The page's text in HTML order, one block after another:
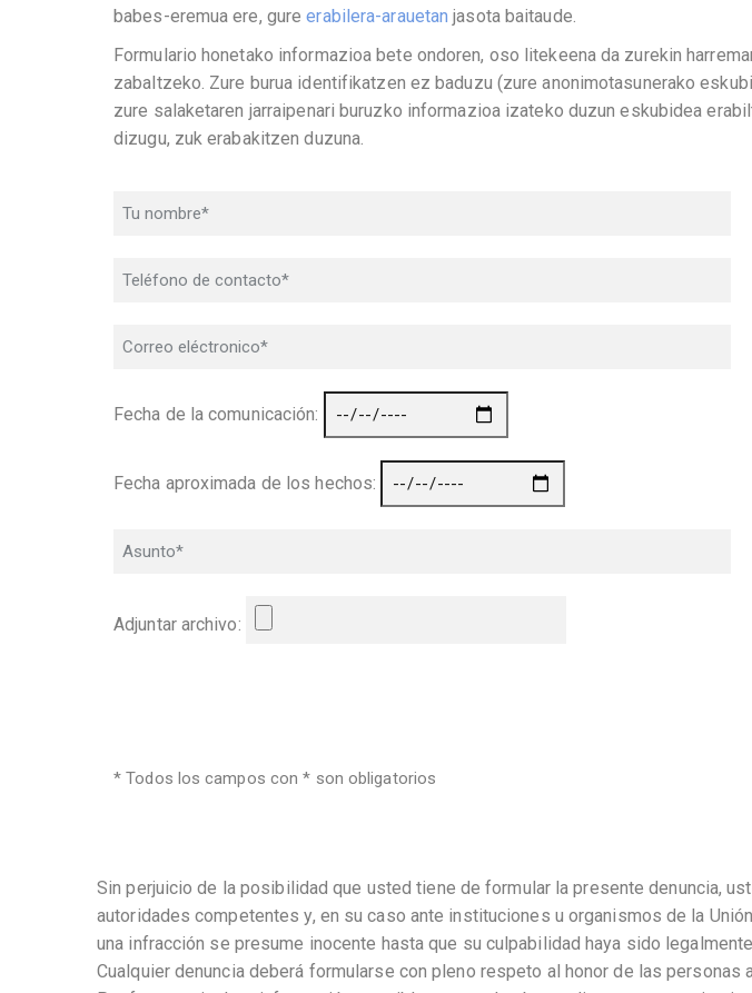
babes-eremua ere, gureerabilera-arauetan jasota baitaude.
Formulario honetako informazioa bete ondoren, oso litekeena da zurekin
zabaltzeko. Zure burua identifikatzen ez baduzu (zure anonimotasunerako
zure salaketaren jarraipenari buruzko informazioa izateko duzun eskubidea
dizugu, zuk erabakitzen duzuna.
Fecha de la comunicación:
Fecha aproximada de los hechos:
Adjuntar archivo:
* Todos los campos con * son obligatorios
Sin perjuicio de la posibilidad que usted tiene de formular la presente denuncia,
autoridades competentes y, en su caso ante instituciones u organismos de la
una infracción se presume inocente hasta que su culpabilidad haya sido legalmente
Cualquier denuncia deberá formularse con pleno respeto al honor de las personas